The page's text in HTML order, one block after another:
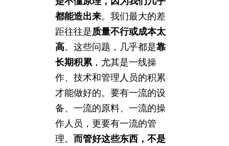
都能造出来。我们最大的差
距往往是质量不行或成本太
高。这些问题，几乎都是靠
长期积累 ，尤其是一线操
作、技术和管理人员的积累
才能做好的。要有一流的设
备、一流的原料、一流的操
作人员，更要有一流的管
理。 而管好这些东西，不是